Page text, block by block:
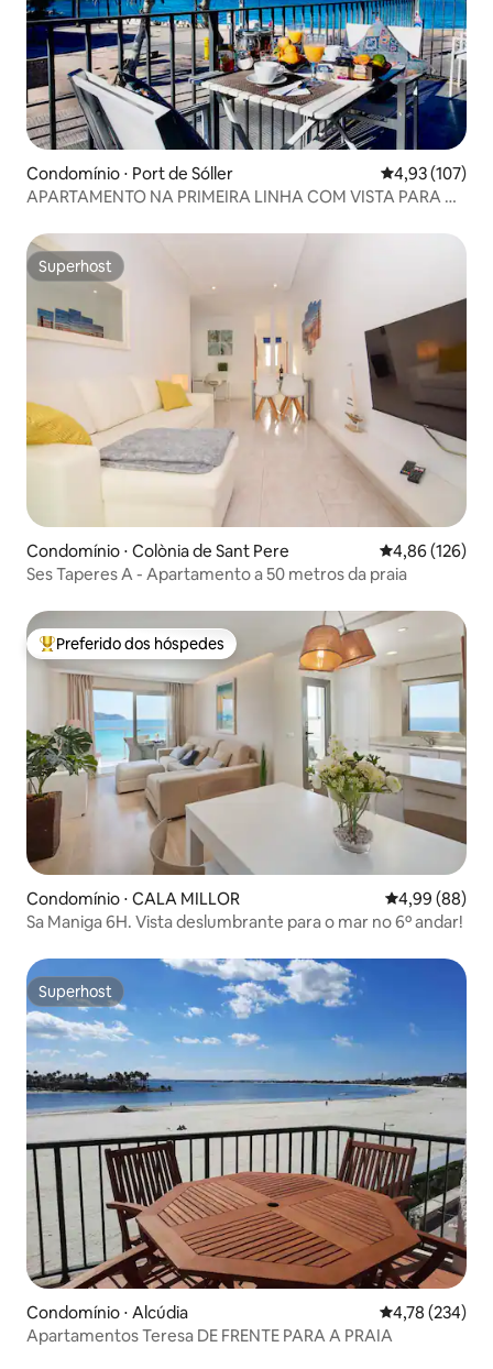
Condomínio ⋅ Port de Sóller 4,93 de uma
4,93 (107)
APARTAMENTO NA PRIMEIRA LINHA COM VISTA PARA O
Superhost
Superhost
Condomínio ⋅ Colònia de Sant Pere 4,86 de uma
4,86 (126)
Ses Taperes A - Apartamento a 50 metros da praia
Entre os melhores preferidos dos hóspedes
Preferido dos hóspedes
Condomínio ⋅ CALA MILLOR 4,99 de uma
4,99 (88)
Sa Maniga 6H. Vista deslumbrante para o mar no 6º andar!
Superhost
Superhost
Condomínio ⋅ Alcúdia 4,78 de uma
4,78 (234)
Apartamentos Teresa DE FRENTE PARA A PRAIA